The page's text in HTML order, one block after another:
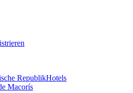
RepublikHotels
Macorís